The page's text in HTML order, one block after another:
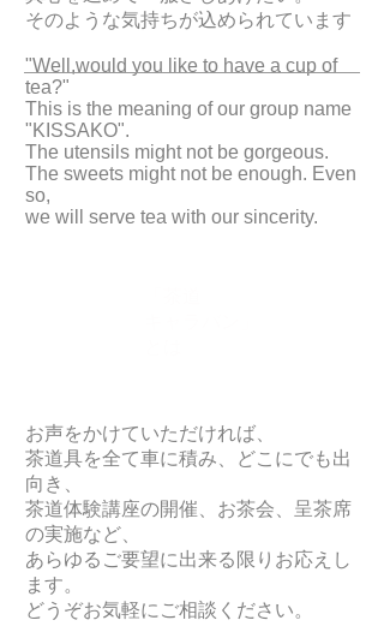
お声をかけていただければ、
茶道具を全て車に積み、どこにでも出
向き、
茶道体験講座の開催、お茶会、呈茶席
の実施など、
あらゆるご要望に出来る限りお応えし
ます。
どうぞお気軽にご相談ください。
そのような気持ちが込められています
"Well,would you like to have a cup of
tea?"
This is the meaning of our group name
"KISSAKO".
The utensils might not be gorgeous.
The sweets might not be enough. Even
so,
we will serve tea with our sincerity.